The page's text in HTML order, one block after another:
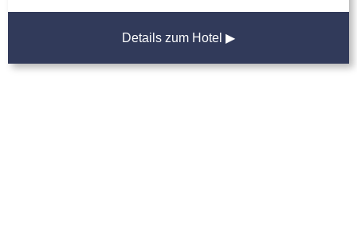
Details zum Hotel ▶